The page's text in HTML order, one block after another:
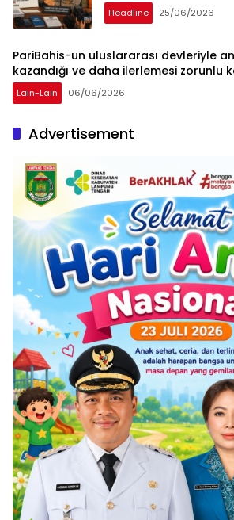
Headline 25/06/2026
PariBahis-un uluslararası devleriyle
kazandığı ve daha ilerlemesi zorunlu
Lain-Lain 06/06/2026
Advertisement